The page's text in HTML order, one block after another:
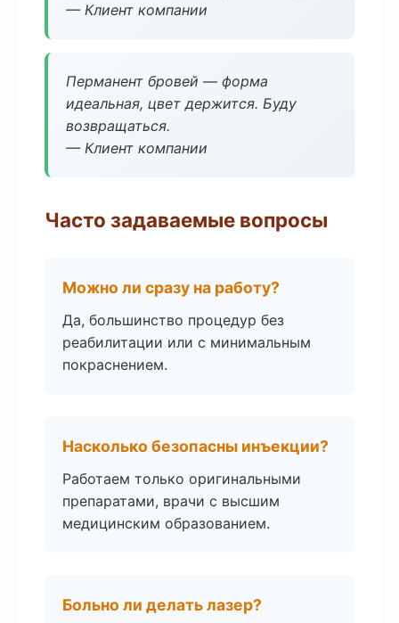
— Клиент компании
Перманент бровей — форма
идеальная, цвет держится. Буду
возвращаться.
— Клиент компании
Часто задаваемые вопросы
Можно ли сразу на работу?
Да, большинство процедур без
реабилитации или с минимальным
покраснением.
Насколько безопасны инъекции?
Работаем только оригинальными
препаратами, врачи с высшим
медицинским образованием.
Больно ли делать лазер?